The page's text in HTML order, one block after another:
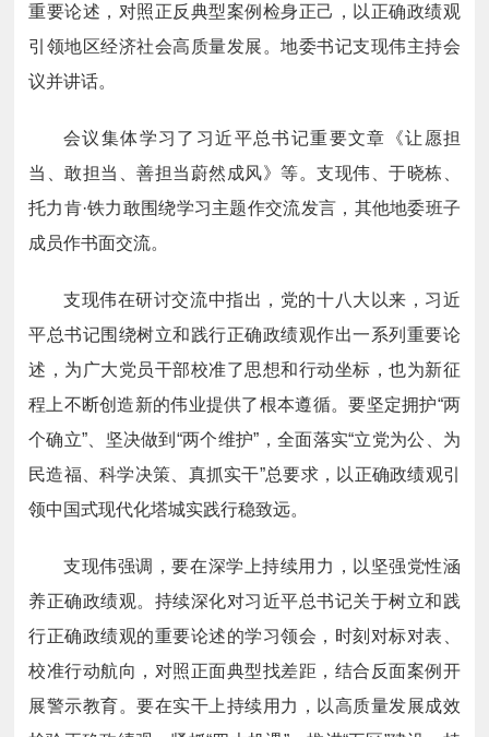
重要论述，对照正反典型案例检身正己，以正确政绩观
引领地区经济社会高质量发展。地委书记支现伟主持会
议并讲话。
会议集体学习了习近平总书记重要文章《让愿担
当、敢担当、善担当蔚然成风》等。支现伟、于晓栋、
托力肯·铁力敢围绕学习主题作交流发言，其他地委班子
成员作书面交流。
支现伟在研讨交流中指出，党的十八大以来，习近
平总书记围绕树立和践行正确政绩观作出一系列重要论
述，为广大党员干部校准了思想和行动坐标，也为新征
程上不断创造新的伟业提供了根本遵循。要坚定拥护“两
个确立”、坚决做到“两个维护”，全面落实“立党为公、为
民造福、科学决策、真抓实干”总要求，以正确政绩观引
领中国式现代化塔城实践行稳致远。
支现伟强调，要在深学上持续用力，以坚强党性涵
养正确政绩观。持续深化对习近平总书记关于树立和践
行正确政绩观的重要论述的学习领会，时刻对标对表、
校准行动航向，对照正面典型找差距，结合反面案例开
展警示教育。要在实干上持续用力，以高质量发展成效